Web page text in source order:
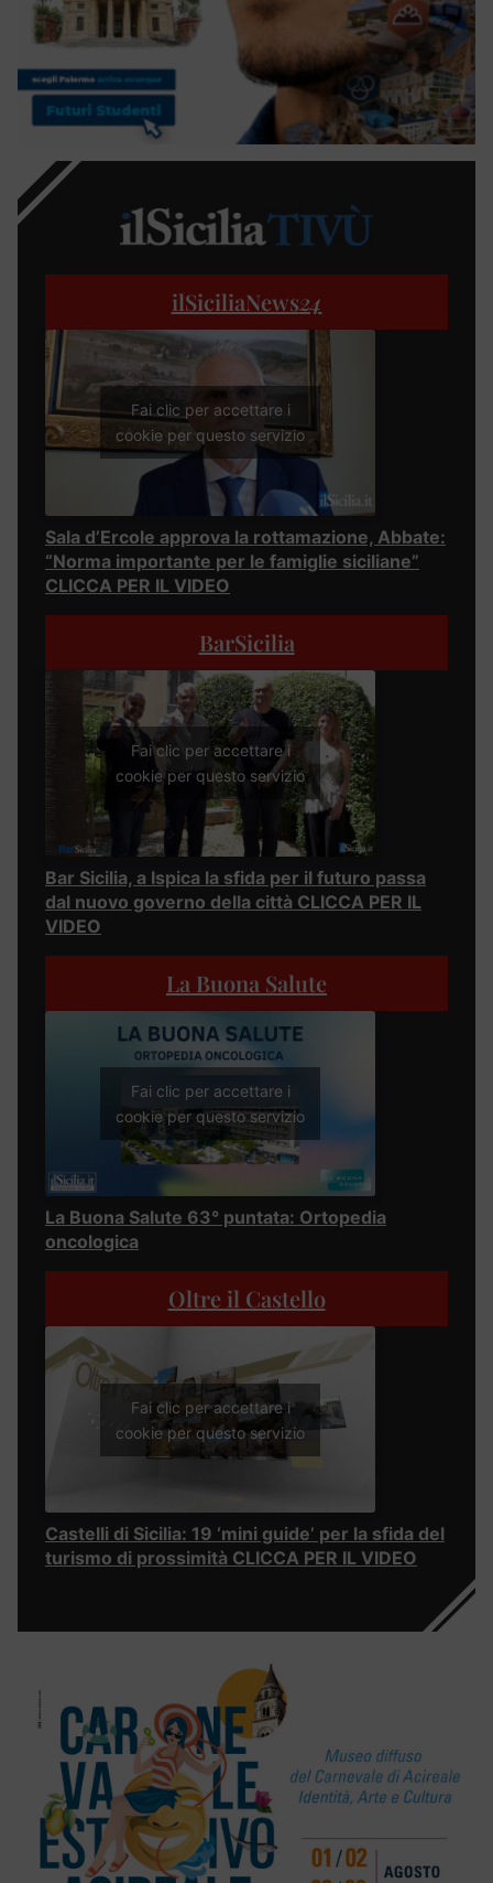
ilSiciliaNews24
Fai clic per accettare i
cookie per questo servizio
Sala d’Ercole approva la rottamazione, Abbate:
“Norma importante per le famiglie siciliane”
CLICCA PER IL VIDEO
BarSicilia
Fai clic per accettare i
cookie per questo servizio
Bar Sicilia, a Ispica la sfida per il futuro passa
dal nuovo governo della città CLICCA PER IL
VIDEO
La Buona Salute
Fai clic per accettare i
cookie per questo servizio
La Buona Salute 63° puntata: Ortopedia
oncologica
Oltre il Castello
Fai clic per accettare i
cookie per questo servizio
Castelli di Sicilia: 19 ‘mini guide’ per la sfida del
turismo di prossimità CLICCA PER IL VIDEO